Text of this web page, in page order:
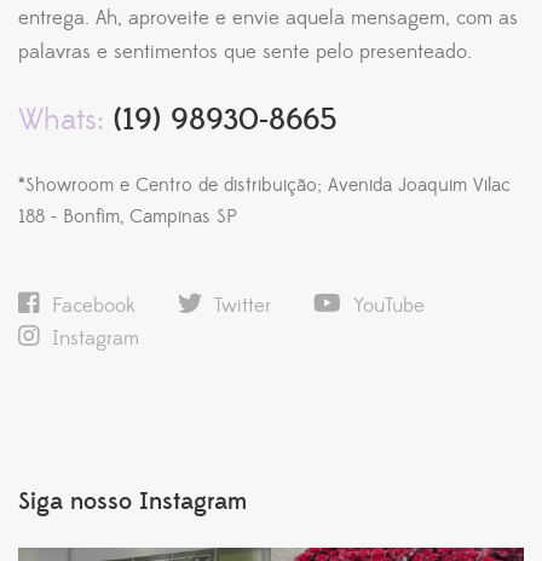
entrega. Ah, aproveite e envie aquela mensagem, com as
palavras e sentimentos que sente pelo presenteado.
Whats: (19) 98930-8665
*Showroom e Centro de distribuição; Avenida Joaquim Vilac
188 - Bonfim, Campinas SP
Facebook Twitter
YouTube
Instagram
Siga nosso Instagram